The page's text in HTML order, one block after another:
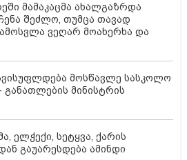
მამაკაცმა ახალგაზრდა
შეძლო, თუმცა თავად
ვეღარ მოახერხა და
მოსწავლე სასკოლო
მინისტრის
ელჭექი, სეტყვა, ქარის
გაუარესდება ამინდი